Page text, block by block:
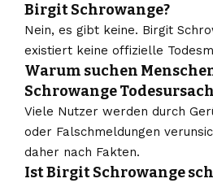
Birgit Schrowange?
Nein, es gibt keine. Birgit
existiert keine offizielle
Warum suchen
Schrowange
Viele Nutzer werden durch
oder Falschmeldungen
daher nach Fakten.
Ist Birgit Schrowange